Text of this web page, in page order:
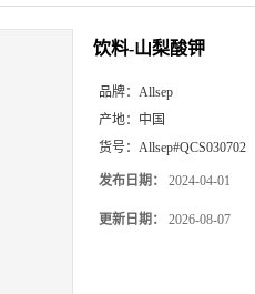
饮料-山梨酸钾
品牌： Allsep
产地： 中国
货号： Allsep#QCS030702
发布日期： 2024-04-01
更新日期： 2026-08-07